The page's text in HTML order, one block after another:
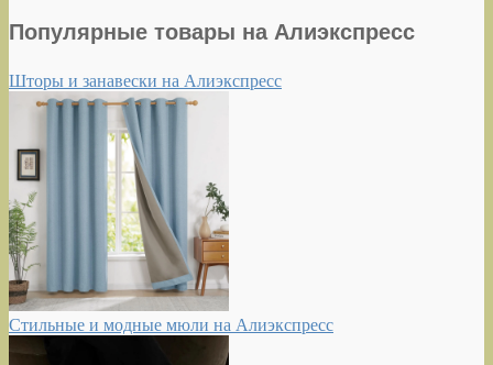
Популярные товары на Алиэкспресс
Шторы и занавески на Алиэкспресс
Стильные и модные мюли на Алиэкспресс